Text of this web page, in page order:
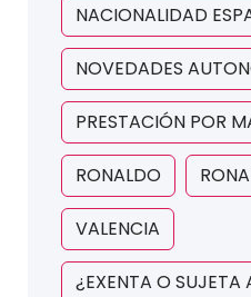
NACIONALIDAD
NOVEDADES
PRESTACIÓN POR
RONALDO
VALENCIA
¿EXENTA O SUJETA